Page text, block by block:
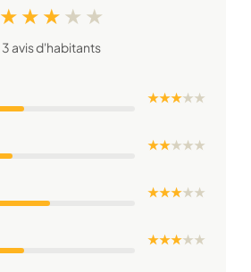
★ ★ ★ ★ ★
3 avis d'habitants
★ ★ ★★★
★ ★★★★
★ ★ ★★★
★ ★ ★★★